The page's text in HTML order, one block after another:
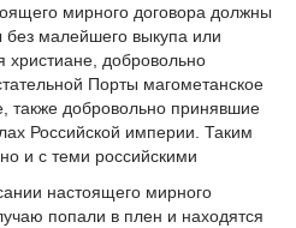
мирного договора должны
малейшего выкупа или
христиане, добровольно
Порты магометанское
также добровольно принявшие
Российской империи. Таким
и с теми российскими
настоящего мирного
попали в плен и находятся